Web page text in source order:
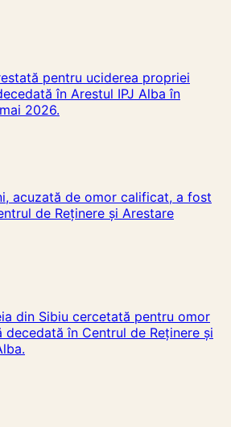
pentru uciderea propriei
în Arestul IPJ Alba în
2026.
acuzată de omor calificat, a fost
de Reținere și Arestare
din Sibiu cercetată pentru omor
în Centrul de Reținere și